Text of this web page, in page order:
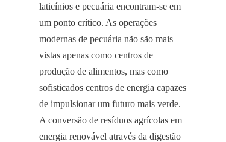
laticínios e pecuária encontram-se em
um ponto crítico. As operações
modernas de pecuária não são mais
vistas apenas como centros de
produção de alimentos, mas como
sofisticados centros de energia capazes
de impulsionar um futuro mais verde.
A conversão de resíduos agrícolas em
energia renovável através da digestão